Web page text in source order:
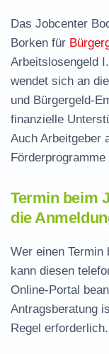
Das Jobcenter
Borken für
Arbeitslosengeld
wendet sich an
und Bürgergeld-
finanzielle
Auch Arbeitgeber
Termin beim
die
Wer einen Termin
kann diesen
Online-Portal
Antragsberatung
Regel erforderlich.